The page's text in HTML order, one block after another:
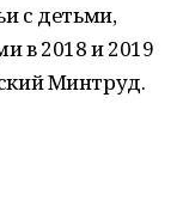
с детьми,
в 2018 и 2019
Минтруд.